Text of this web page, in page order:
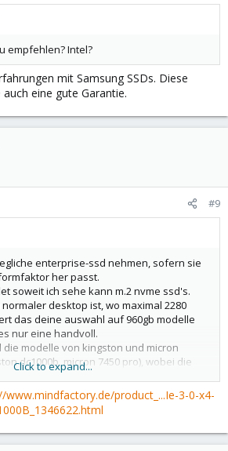
empfehlen? Intel?
mit Samsung SSDs. Diese
eine gute Garantie.
#9
enterprise-ssd nehmen, sofern sie
her passt.
soweit ich sehe kann m.2 nvme ssd's.
desktop ist, wo maximal 2280
das deine auswahl auf 960gb modelle
nur eine handvoll.
modelle von kingston und micron
dc1000b, micron 7450 pro), wobei die
bekommen sind.
auf u.2 und dann eine u.2 ssd
Click to expand...
www.mindfactory.de/product_...Ie-3-0-x4-